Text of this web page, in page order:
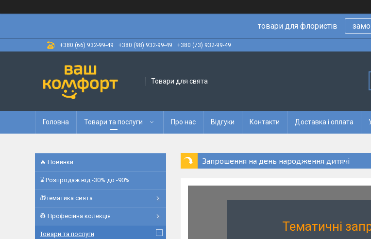
товари для флористів
+380 (66) 932-99-49 +380 (98) 932-99-49 +380 (73) 932-99-49
Товари для свята
Головна Товари та послуги Про нас Відгуки Контакти Доставка і оплата
Запрошення на день народження дитячі
Тематичні
🔥 Новинки
⌛ Розпродаж від -30% до -90%
🎁тематика свята
👷 Професійна колекція
Товари та послуги